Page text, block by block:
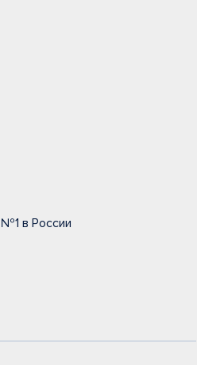
в России